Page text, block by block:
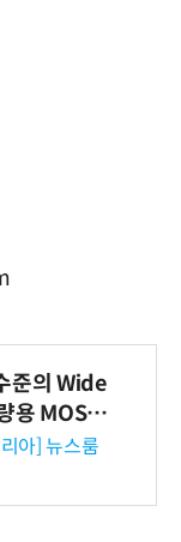
준의 Wide
용 MOSF
아] 뉴스룸